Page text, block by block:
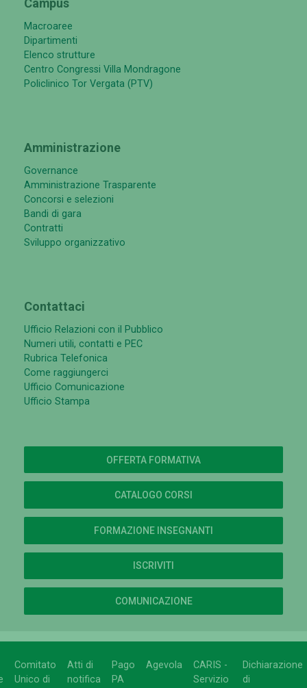
Campus
Macroaree
Dipartimenti
Elenco strutture
Centro Congressi Villa Mondragone
Policlinico Tor Vergata (PTV)
Amministrazione
Governance
Amministrazione Trasparente
Concorsi e selezioni
Bandi di gara
Contratti
Sviluppo organizzativo
Contattaci
Ufficio Relazioni con il Pubblico
Numeri utili, contatti e PEC
Rubrica Telefonica
Come raggiungerci
Ufficio Comunicazione
Ufficio Stampa
OFFERTA FORMATIVA
CATALOGO CORSI
FORMAZIONE INSEGNANTI
ISCRIVITI
COMUNICAZIONE
Comitato
Unico di
Atti di
notifica
Pago
PA
Agevola
CARIS -
Servizio
Dichiarazione
di